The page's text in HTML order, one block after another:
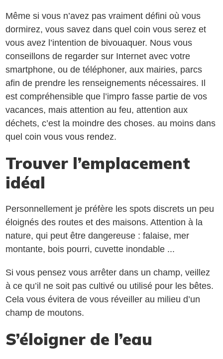
Même si vous n’avez pas vraiment défini où vous
dormirez, vous savez dans quel coin vous serez et
vous avez l’intention de bivouaquer. Nous vous
conseillons de regarder sur Internet avec votre
smartphone, ou de téléphoner, aux mairies, parcs
afin de prendre les renseignements nécessaires. Il
est compréhensible que l’impro fasse partie de vos
vacances, mais attention au feu, attention aux
déchets, c’est la moindre des choses. au moins dans
quel coin vous vous rendez.
Trouver l’emplacement
idéal
Personnellement je préfère les spots discrets un peu
éloignés des routes et des maisons. Attention à la
nature, qui peut être dangereuse : falaise, mer
montante, bois pourri, cuvette inondable ...
Si vous pensez vous arrêter dans un champ, veillez
à ce qu’il ne soit pas cultivé ou utilisé pour les bêtes.
Cela vous évitera de vous réveiller au milieu d’un
champ de moutons.
S’éloigner de l’eau